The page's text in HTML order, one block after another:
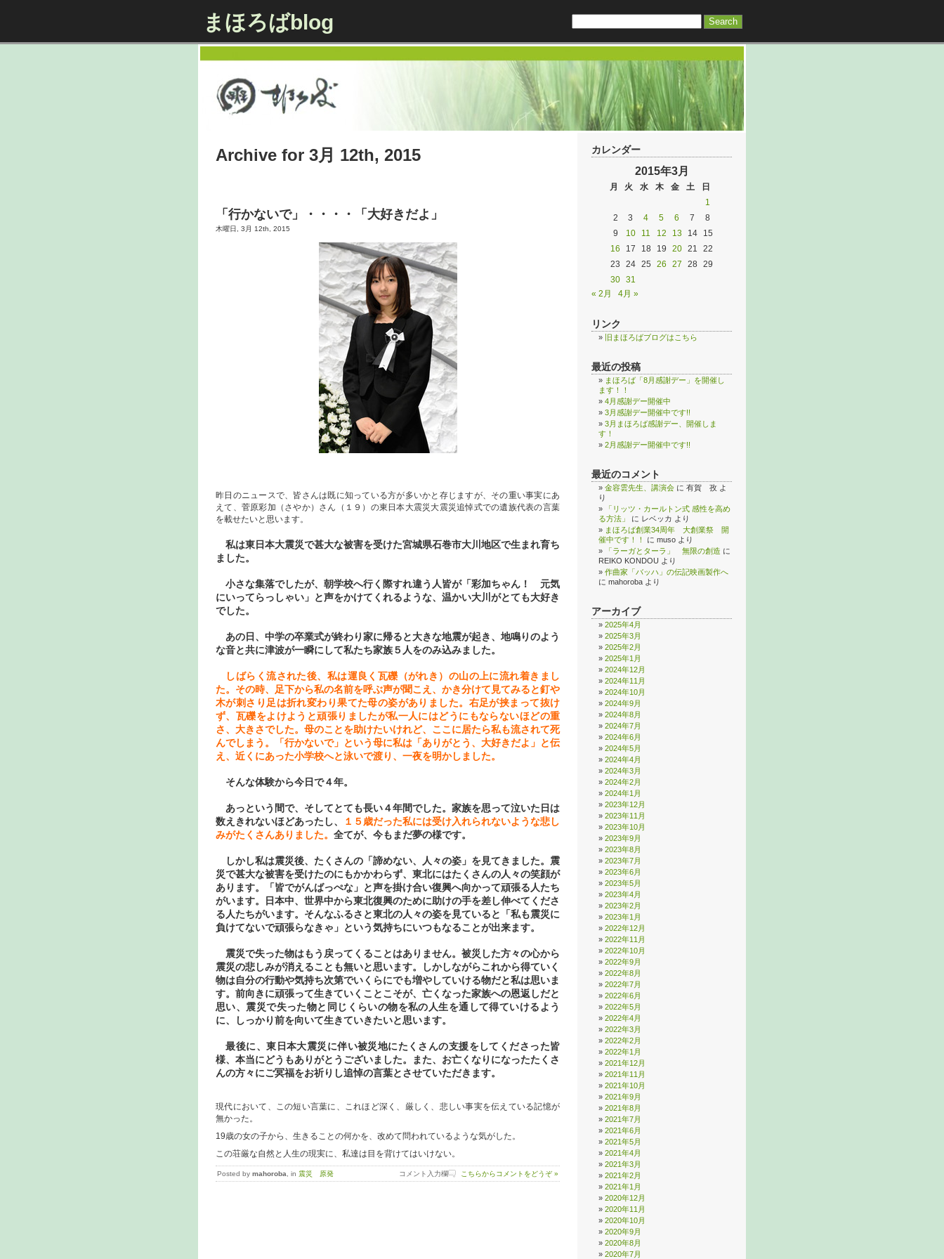
まほろばblog
Archive for 3月 12th, 2015
「行かないで」・・・・「大好きだよ」
木曜日, 3月 12th, 2015
昨日のニュースで、皆さんは既に知っている方が多いかと存じますが、その重い事実にあ
えて、菅原彩加（さやか）さん（１９）の東日本大震災大震災追悼式での遺族代表の言葉
を載せたいと思います。
私は東日本大震災で甚大な被害を受けた宮城県石巻市大川地区で生まれ育ち
ました。
小さな集落でしたが、朝学校へ行く際すれ違う人皆が「彩加ちゃん！ 元気
にいってらっしゃい」と声をかけてくれるような、温かい大川がとても大好き
でした。
あの日、中学の卒業式が終わり家に帰ると大きな地震が起き、地鳴りのよう
な音と共に津波が一瞬にして私たち家族５人をのみ込みました。
しばらく流された後、私は運良く瓦礫（がれき）の山の上に流れ着きまし
た。その時、足下から私の名前を呼ぶ声が聞こえ、かき分けて見てみると釘や
木が刺さり足は折れ変わり果てた母の姿がありました。右足が挟まって抜け
ず、瓦礫をよけようと頑張りましたが私一人にはどうにもならないほどの重
さ、大きさでした。母のことを助けたいけれど、ここに居たら私も流されて死
んでしまう。「行かないで」という母に私は「ありがとう、大好きだよ」と伝
え、近くにあった小学校へと泳いで渡り、一夜を明かしました。
そんな体験から今日で４年。
あっという間で、そしてとても長い４年間でした。家族を思って泣いた日は
数えきれないほどあったし、
１５歳だった私には受け入れられないような悲し
みがたくさんありました。 全てが、今もまだ夢の様です。
しかし私は震災後、たくさんの「諦めない、人々の姿」を見てきました。震
災で甚大な被害を受けたのにもかかわらず、東北にはたくさんの人々の笑顔が
あります。「皆でがんばっぺな」と声を掛け合い復興へ向かって頑張る人たち
がいます。日本中、世界中から東北復興のために助けの手を差し伸べてくださ
る人たちがいます。そんなふるさと東北の人々の姿を見ていると「私も震災に
負けてないで頑張らなきゃ」という気持ちにいつもなることが出来ます。
震災で失った物はもう戻ってくることはありません。被災した方々の心から
震災の悲しみが消えることも無いと思います。しかしながらこれから得ていく
物は自分の行動や気持ち次第でいくらにでも増やしていける物だと私は思いま
す。前向きに頑張って生きていくことこそが、亡くなった家族への恩返しだと
思い、震災で失った物と同じくらいの物を私の人生を通して得ていけるよう
に、しっかり前を向いて生きていきたいと思います。
最後に、東日本大震災に伴い被災地にたくさんの支援をしてくださった皆
様、本当にどうもありがとうございました。また、お亡くなりになったたくさ
んの方々にご冥福をお祈りし追悼の言葉とさせていただきます。
現代において、この短い言葉に、これほど深く、厳しく、悲しい事実を伝えている記憶が
無かった。
19歳の女の子から、生きることの何かを、改めて問われているような気がした。
この荘厳な自然と人生の現実に、私達は目を背けてはいけない。
Posted by mahoroba , in 震災 原発 コメント入力欄 こちらからコメントをどうぞ »
カレンダー
2015年3月
月 火 水 木 金 土
日
1
2
3 4 5 6 7
8
9
10 11 12 13 14
15
16
17 18 19 20 21
22
23
24 25 26 27 28
29
30 31
« 2月
4月 »
リンク
旧まほろばブログはこちら
最近の投稿
まほろば「8月感謝デー」を開催し
ます！！
4月感謝デー開催中
3月感謝デー開催中です!!
3月まほろば感謝デー、開催しま
す！
2月感謝デー開催中です!!
最近のコメント
金容雲先生、講演会 に 有賀 孜 よ
り
「リッツ・カールトン式 感性を高め
る方法」
に レベッカ より
まほろば創業34周年 大創業祭 開
催中です！！
に muso より
「ラーガとターラ」 無限の創造 に
REIKO KONDOU より
作曲家「バッハ」の伝記映画製作へ
に mahoroba より
アーカイブ
2025年4月
2025年3月
2025年2月
2025年1月
2024年12月
2024年11月
2024年10月
2024年9月
2024年8月
2024年7月
2024年6月
2024年5月
2024年4月
2024年3月
2024年2月
2024年1月
2023年12月
2023年11月
2023年10月
2023年9月
2023年8月
2023年7月
2023年6月
2023年5月
2023年4月
2023年2月
2023年1月
2022年12月
2022年11月
2022年10月
2022年9月
2022年8月
2022年7月
2022年6月
2022年5月
2022年4月
2022年3月
2022年2月
2022年1月
2021年12月
2021年11月
2021年10月
2021年9月
2021年8月
2021年7月
2021年6月
2021年5月
2021年4月
2021年3月
2021年2月
2021年1月
2020年12月
2020年11月
2020年10月
2020年9月
2020年8月
2020年7月